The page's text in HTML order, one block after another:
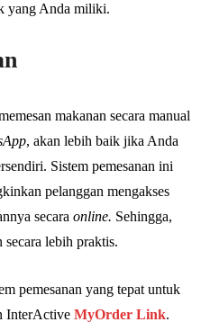
yang Anda miliki.
makanan secara manual
, akan lebih baik jika Anda
Sistem pemesanan ini
pelanggan mengakses
secara online. Sehingga,
secara lebih praktis.
pemesanan yang tepat untuk
InterActive MyOrder Link.